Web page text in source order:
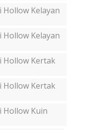
Hollow Kelayan
Hollow Kelayan
Hollow Kertak
Hollow Kertak
Hollow Kuin